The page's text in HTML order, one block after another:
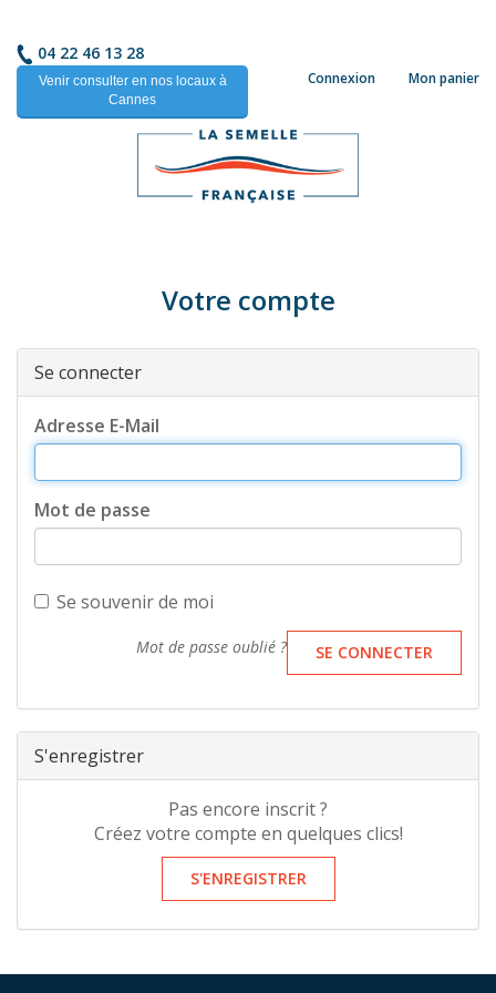
04 22 46 13 28
Venir consulter en nos locaux à
Cannes
Connexion Mon panier
Votre compte
Se connecter
Adresse E-Mail
Mot de passe
Se souvenir de moi
SE CONNECTER
Mot de passe oublié ?
S'enregistrer
Pas encore inscrit ?
Créez votre compte en quelques clics!
S'ENREGISTRER